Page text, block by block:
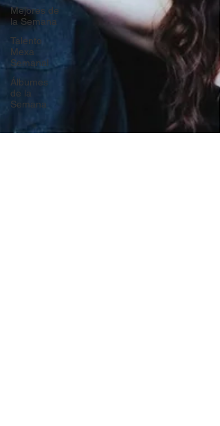
Mejores de
la Semana
Talento
Mexa
Semanal
Álbumes
de la
Semana